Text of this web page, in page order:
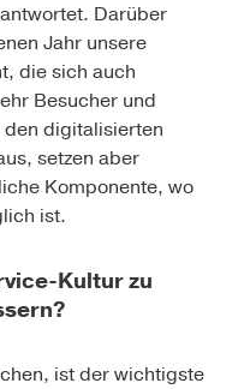
Darüber
Jahr unsere
die sich auch
Besucher und
den digitalisierten
setzen aber
Komponente, wo
ist.
Kultur zu
ist der wichtigste